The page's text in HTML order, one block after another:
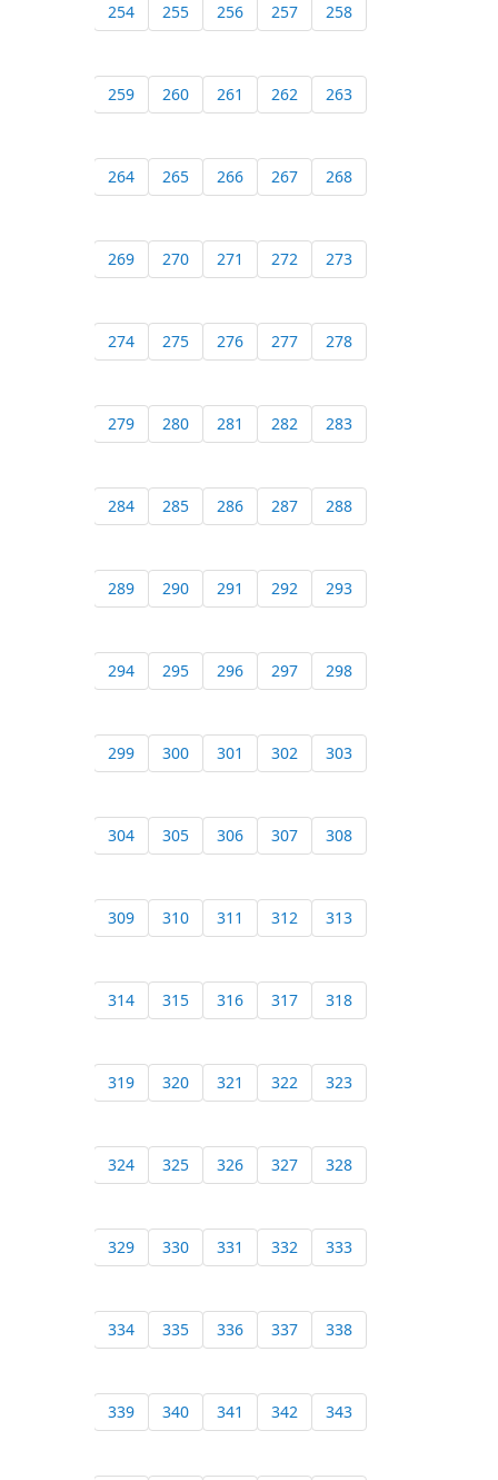
254 255 256 257 258
259 260 261 262 263
264 265 266 267 268
269 270 271 272 273
274 275 276 277 278
279 280 281 282 283
284 285 286 287 288
289 290 291 292 293
294 295 296 297 298
299 300 301 302 303
304 305 306 307 308
309 310 311 312 313
314 315 316 317 318
319 320 321 322 323
324 325 326 327 328
329 330 331 332 333
334 335 336 337 338
339 340 341 342 343